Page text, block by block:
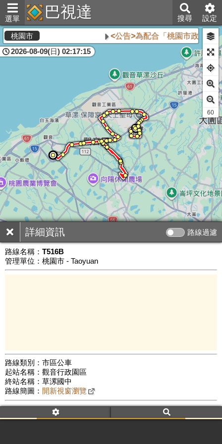
選單 巴視達 搜尋 設定
詳細資訊 路線過濾
路線名稱： T516B
管理單位：桃園市 - Taoyuan
路線類別：市區公車
起站名稱：觀音行政園區
終站名稱：草漯國中
路線簡圖： 開新視窗瀏覽
附屬名稱：T516B
車頭描述：觀音行政園區
草漯
桃園市 <公告>為配合「桃園市政府」
2026-08-09(日) 02:17:15
公車數量: 累計554、上線271
60